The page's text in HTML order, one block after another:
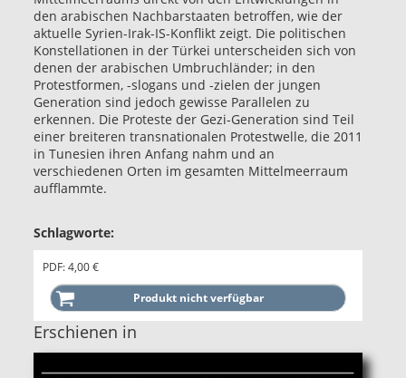
den arabischen Nachbarstaaten betroffen, wie der
aktuelle Syrien-Irak-IS-Konflikt zeigt. Die politischen
Konstellationen in der Türkei unterscheiden sich von
denen der arabischen Umbruchländer; in den
Protestformen, -slogans und -zielen der jungen
Generation sind jedoch gewisse Parallelen zu
erkennen. Die Proteste der Gezi-Generation sind Teil
einer breiteren transnationalen Protestwelle, die 2011
in Tunesien ihren Anfang nahm und an
verschiedenen Orten im gesamten Mittelmeerraum
aufflammte.
Schlagworte:
PDF: 4,00 €
Erschienen in